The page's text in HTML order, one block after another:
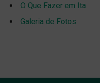
O Que Fazer em Ita
Galeria de Fotos